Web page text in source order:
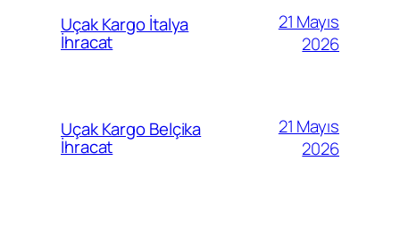
Uçak Kargo İtalya
İhracat
21 Mayıs
2026
Uçak Kargo Belçika
İhracat
21 Mayıs
2026